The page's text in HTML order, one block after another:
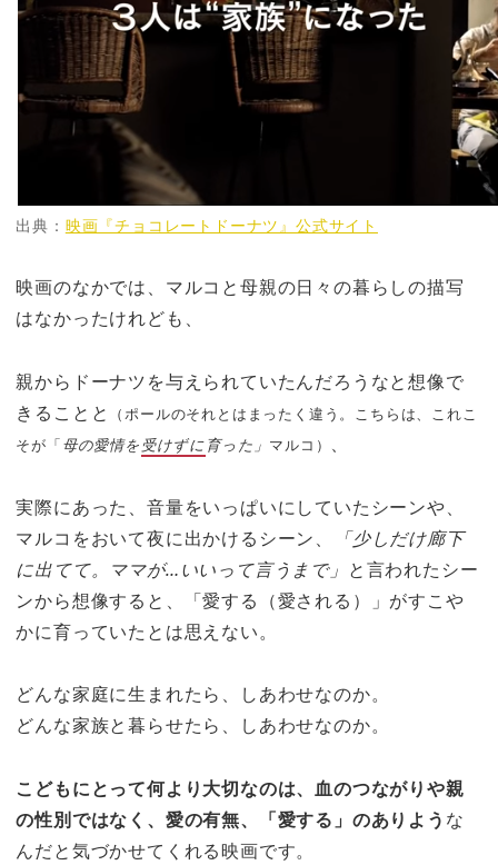
出典： 映画『チョコレートドーナツ』公式サイト
映画のなかでは、マルコと母親の日々の暮らしの描写
はなかったけれども、
親からドーナツを与えられていたんだろうなと想像で
きることと
（ポールのそれとはまったく違う。こちらは、これこ
そが「母の愛情を 受けずに育った」 マルコ） 、
実際にあった、音量をいっぱいにしていたシーンや、
マルコをおいて夜に出かけるシーン、
「少しだけ廊下
に出てて。ママが…いいって言うまで」 と言われたシー
ンから想像すると、「愛する（愛される）」がすこや
かに育っていたとは思えない。
どんな家庭に生まれたら、しあわせなのか。
どんな家族と暮らせたら、しあわせなのか。
こどもにとって何より大切なのは、血のつながりや親
の性別ではなく、愛の有無、「愛する」のありよう な
んだと気づかせてくれる映画です。